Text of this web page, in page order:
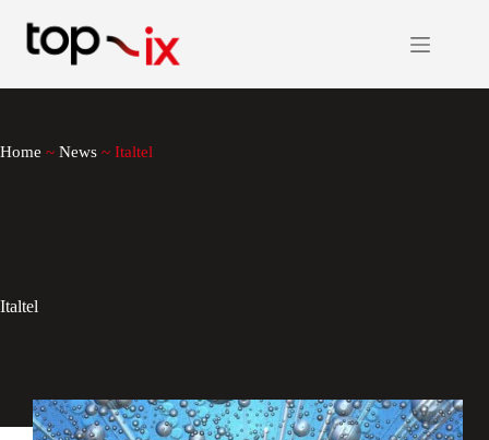
contenuto
Home ~ News ~ Italtel
Italtel